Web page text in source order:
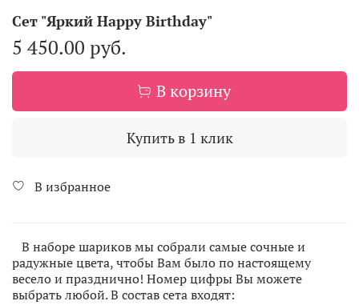
Сет "Яркий Happy Birthday"
5 450.00 руб.
В корзину
Купить в 1 клик
В избранное
В наборе шариков мы собрали самые сочные и
радужные цвета, чтобы Вам было по настоящему
весело и празднично! Номер цифры Вы можете
выбрать любой. В состав сета входят: